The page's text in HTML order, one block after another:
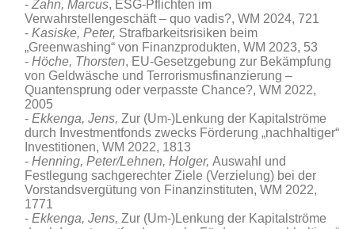
Zahn, Marcus, ESG-Pflichten im
Verwahrstellengeschäft – quo vadis?, WM 2024, 721
Kasiske,Peter, Strafbarkeitsrisiken beim
„Greenwashing“ von Finanzprodukten, WM 2023, 53
Höche, Thorsten, EU-Gesetzgebung zur Bekämpfung
von Geldwäsche und Terrorismusfinanzierung –
Quantensprung oder verpasste Chance?, WM 2022,
2005
Ekkenga, Jens, Zur (Um-)Lenkung der Kapitalströme
durch Investmentfonds zwecks Förderung „nachhaltiger“
Investitionen, WM 2022, 1813
Henning, Peter/Lehnen, Holger,Auswahl und
Festlegung sachgerechter Ziele (Verzielung) bei der
Vorstandsvergütung von Finanzinstituten, WM 2022,
1771
Ekkenga, Jens,Zur (Um-)Lenkung der Kapitalströme